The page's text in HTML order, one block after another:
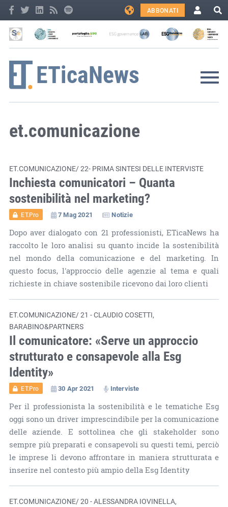
ABBONATI
et.comunicazione
ET.COMUNICAZIONE/ 22- PRIMA SINTESI DELLE INTERVISTE
Inchiesta comunicatori – Quanta
sostenibilità nel marketing?
ET.Pro 7 Mag 2021 Notizie
Dopo aver dialogato con 21 professionisti, ETicaNews ha
raccolto le loro analisi su quanto incide la sostenibilità
nel mondo della comunicazione e del marketing. In
questo focus, l'approccio delle agenzie al tema e quali
richieste in chiave sostenibile ricevono dai loro clienti
ET.COMUNICAZIONE/ 21 - CLAUDIO COSETTI,
BARABINO&PARTNERS
Il comunicatore: «Serve un approccio
strutturato e consapevole alla Esg
Identity»
ET.Pro 30 Apr 2021 Interviste
Per il professionista la sostenibilità e le tematiche Esg
oggi sono un driver imprescindibile per la comunicazione
delle aziende. E sottolinea che gli stakeholder sono
sempre più preparati e consapevoli su questi temi, perciò
le imprese li devono affrontare in maniera strutturata e
inserire nel contesto più ampio della Esg Identity
ET.COMUNICAZIONE/ 20 - ALESSANDRA IOVINELLA,